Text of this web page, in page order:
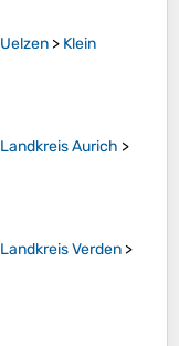
Uelzen > Klein
Landkreis Aurich >
Landkreis Verden >